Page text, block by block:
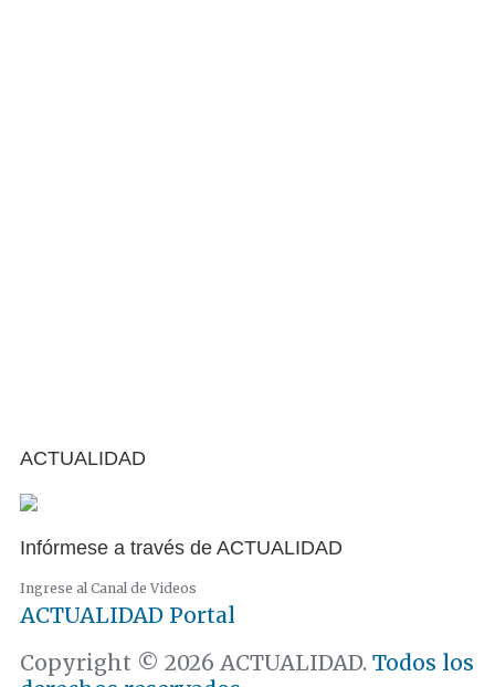
ACTUALIDAD
Infórmese a través de ACTUALIDAD
Ingrese al Canal de Videos
ACTUALIDAD Portal
Copyright © 2026 ACTUALIDAD. Todos los